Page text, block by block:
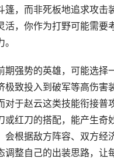
篷，而非死板地追求攻击
活，你作为打野可能需要
期强势的英雄，可能选择
极致投入到破军等高伤害
对于赵云这类技能衔接普
或红刀的搭配，能产生奇
会根据敌方阵容、双方经
调整自己的出装思路，让